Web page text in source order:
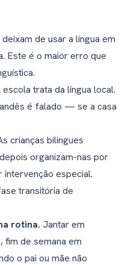
de usar a língua em
Este é o maior erro que
escola trata da língua local.
é falado — se a casa
crianças bilingues
organizam-nas por
especial.
transitória de
rotina. Jantar em
fim de semana em
o pai ou mãe não